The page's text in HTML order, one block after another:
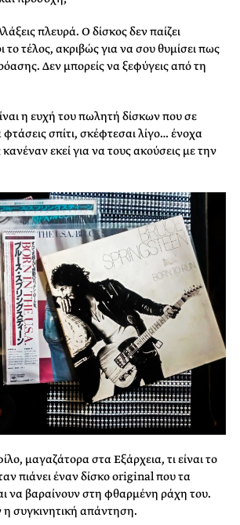
πλευρά. Ο δίσκος δεν παίζει
το τέλος, ακριβώς για να σου θυμίσει πως
Δεν μπορείς να ξεφύγεις από τη
η ευχή του πωλητή δίσκων που σε
φτάσεις σπίτι, σκέφτεσαι λίγο… ένοχα
εκεί για να τους ακούσεις με την
μαγαζάτορα στα Εξάρχεια, τι είναι το
πιάνει έναν δίσκο original που τα
να βαραίνουν στη φθαρμένη ράχη του.
η συγκινητική απάντηση.